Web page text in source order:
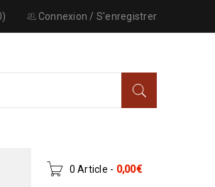
Connexion / S'enregistrer
0 Article - 0,00€